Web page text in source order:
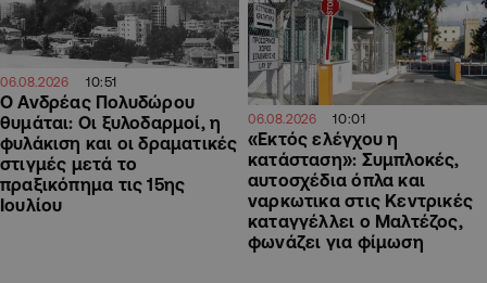
06.08.2026 10:51
Ο Ανδρέας Πολυδώρου
θυμάται: Οι ξυλοδαρμοί, η
φυλάκιση και οι δραματικές
στιγμές μετά το
πραξικόπημα τις 15ης
Ιουλίου
06.08.2026 10:01
«Εκτός ελέγχου η
κατάσταση»: Συμπλοκές,
αυτοσχέδια όπλα και
ναρκωτικα στις Κεντρικές
καταγγέλλει ο Μαλτέζος,
φωνάζει για φίμωση